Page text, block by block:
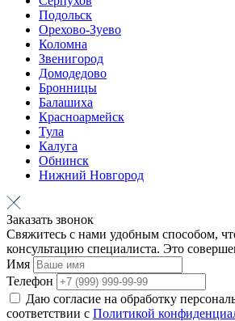
Подольск
Орехово-Зуево
Коломна
Звенигород
Домодедово
Бронницы
Балашиха
Красноармейск
Тула
Калуга
Обнинск
Нижний Новгород
Заказать звонок
Свяжитесь с нами удобным способом,
консультацию специалиста. Это
Имя
Телефон
Даю согласие на обработку
соответствии с Политикой